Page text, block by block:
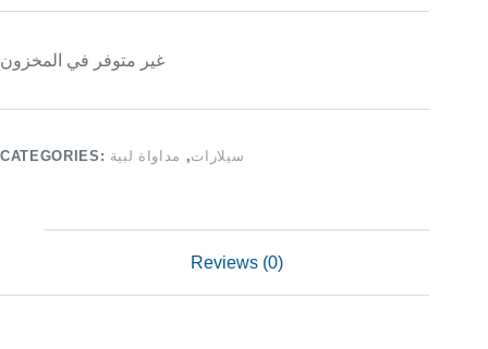
غير متوفر في المخزون
CATEGORIES: سيلارات, مداواة لبية
Reviews (0)